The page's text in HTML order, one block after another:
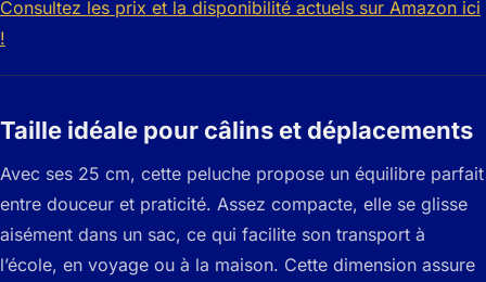
Consultez les prix et la disponibilité actuels sur Amazon ici
!
Taille idéale pour câlins et déplacements
Avec ses 25 cm, cette peluche propose un équilibre parfait
entre douceur et praticité. Assez compacte, elle se glisse
aisément dans un sac, ce qui facilite son transport à
l’école, en voyage ou à la maison. Cette dimension assure